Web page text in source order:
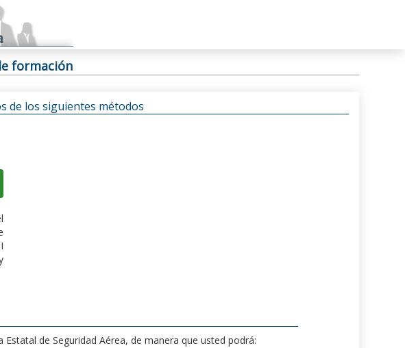
formación
de los siguientes métodos
de Seguridad Aérea, de manera que usted podrá: